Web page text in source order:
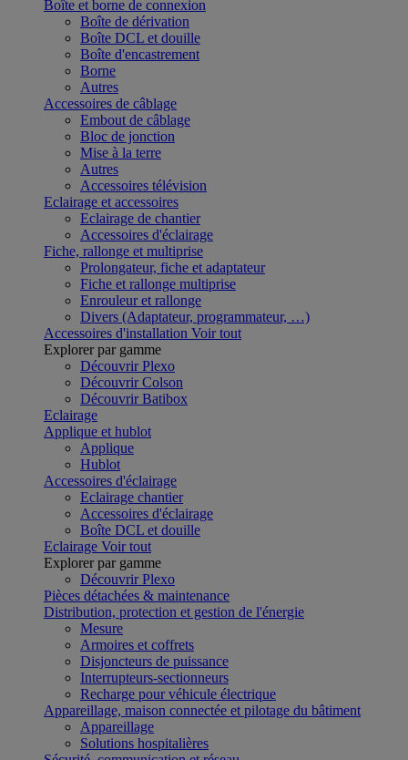
Boîte et borne de connexion
Boîte de dérivation
Boîte DCL et douille
Boîte d'encastrement
Borne
Autres
Accessoires de câblage
Embout de câblage
Bloc de jonction
Mise à la terre
Autres
Accessoires télévision
Eclairage et accessoires
Eclairage de chantier
Accessoires d'éclairage
Fiche, rallonge et multiprise
Prolongateur, fiche et adaptateur
Fiche et rallonge multiprise
Enrouleur et rallonge
Divers (Adaptateur, programmateur, …)
Accessoires d'installation Voir tout
Explorer par gamme
Découvrir Plexo
Découvrir Colson
Découvrir Batibox
Eclairage
Applique et hublot
Applique
Hublot
Accessoires d'éclairage
Eclairage chantier
Accessoires d'éclairage
Boîte DCL et douille
Eclairage Voir tout
Explorer par gamme
Découvrir Plexo
Pièces détachées & maintenance
Distribution, protection et gestion de l'énergie
Mesure
Armoires et coffrets
Disjoncteurs de puissance
Interrupteurs-sectionneurs
Recharge pour véhicule électrique
Appareillage, maison connectée et pilotage du bâtiment
Appareillage
Solutions hospitalières